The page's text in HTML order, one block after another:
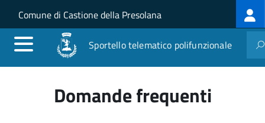
Salta al contenuto principale
Skip to site navigation
Comune di Castione della Presolana
Sportello telematico polifunzionale
Domande frequenti